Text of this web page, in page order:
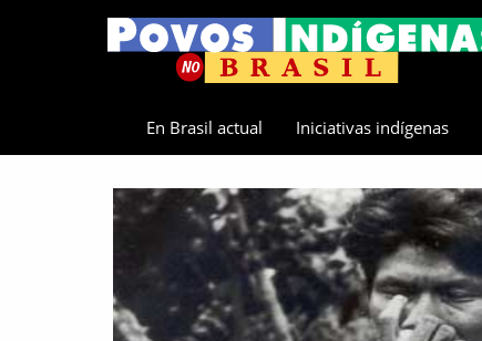
En Brasil actual Iniciativas indígenas